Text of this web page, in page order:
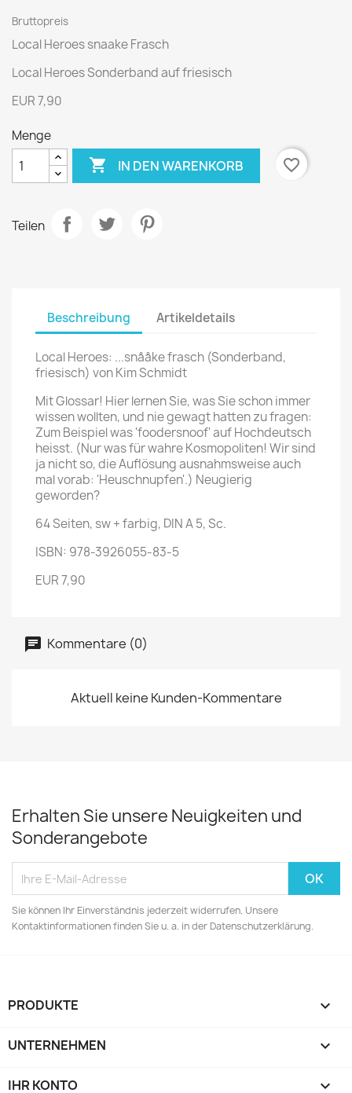
Bruttopreis
Local Heroes snaake Frasch
Local Heroes Sonderband auf friesisch
EUR 7,90
Menge
 IN DEN WARENKORB favorite_border
Teilen
Beschreibung Artikeldetails
Local Heroes: ...snååke frasch (Sonderband,
friesisch) von Kim Schmidt
Mit Glossar! Hier lernen Sie, was Sie schon immer
wissen wollten, und nie gewagt hatten zu fragen:
Zum Beispiel was 'foodersnoof' auf Hochdeutsch
heisst. (Nur was für wahre Kosmopoliten! Wir sind
ja nicht so, die Auflösung ausnahmsweise auch
mal vorab: 'Heuschnupfen'.) Neugierig
geworden?
64 Seiten, sw + farbig, DIN A 5, Sc.
ISBN: 978-3926055-83-5
EUR 7,90
Kommentare (0)
Aktuell keine Kunden-Kommentare
Erhalten Sie unsere Neuigkeiten und
Sonderangebote
Sie können Ihr Einverständnis jederzeit widerrufen. Unsere
Kontaktinformationen finden Sie u. a. in der Datenschutzerklärung.
PRODUKTE 
UNTERNEHMEN 
IHR KONTO 